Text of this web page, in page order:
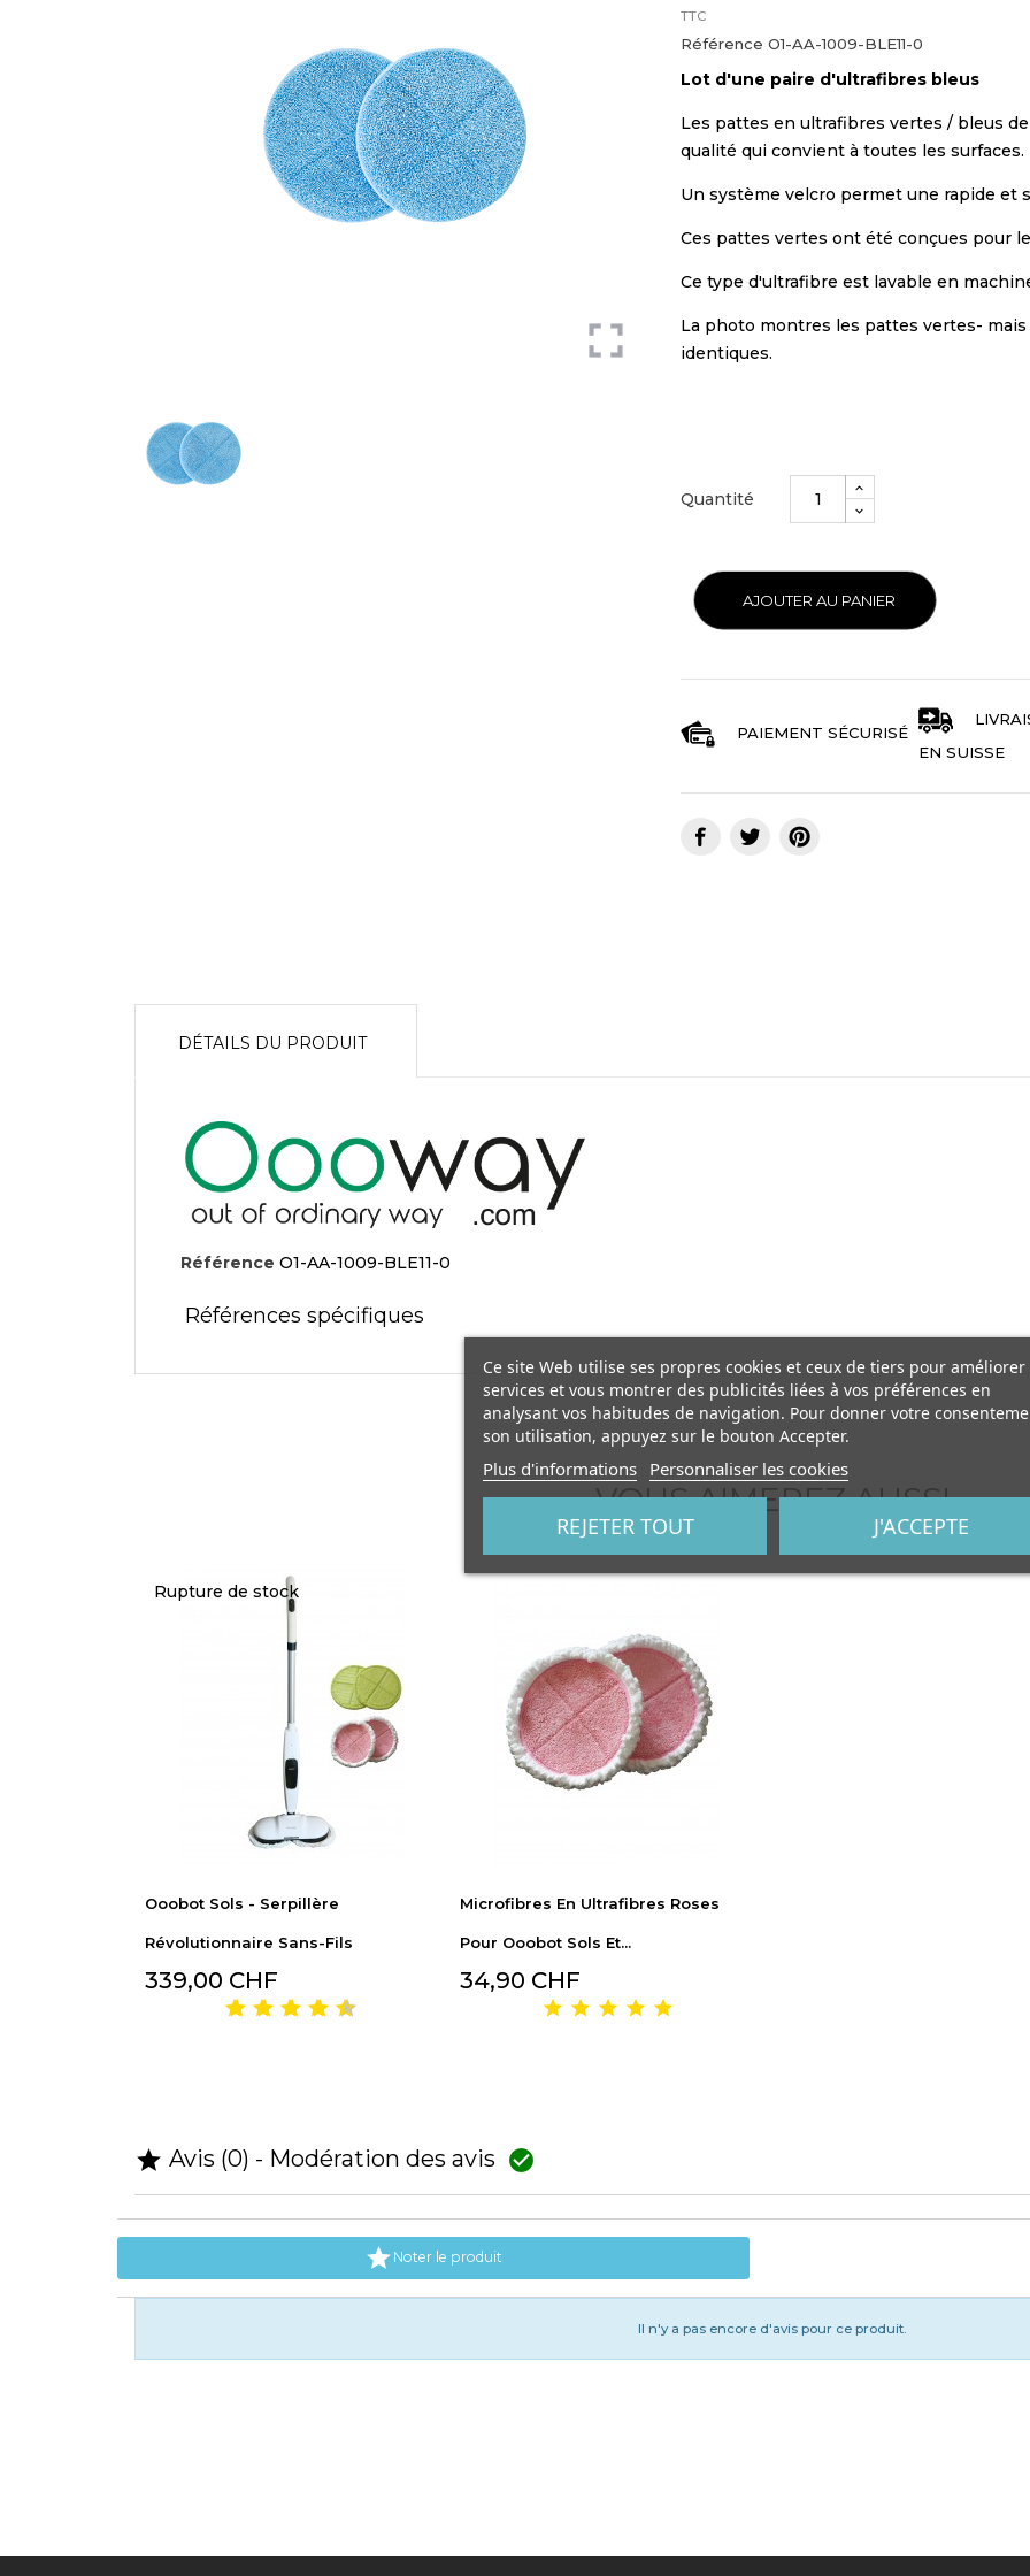
TTC
Référence O1-AA-1009-BLE11-0
Lot d'une paire d'ultrafibres bleus
Les pattes en ultrafibres vertes / bleus
qualité qui convient à toutes les surfaces.
Un système velcro permet une rapide et
Ces pattes vertes ont été conçues pour
Ce type d'ultrafibre est lavable en
La photo montres les pattes vertes-
identiques.
Quantité
AJOUTER AU PANIER
PAIEMENT SÉCURISÉ
EN SUISSE
DÉTAILS DU PRODUIT
Référence O1-AA-1009-BLE11-0
Références spécifiques
VOUS AIMEREZ AUSSI
Ooobot Sols - Serpillère
Révolutionnaire Sans-Fils
339,00 CHF
Rupture de stock
Microfibres En Ultrafibres Roses
Pour Ooobot Sols Et...
34,90 CHF
 Avis (0) - Modération des avis 
 Noter le produit
Il n'y a pas encore d'avis pour ce produit.
Ce site Web utilise ses propres cookies et ceux de tiers pour améliorer
services et vous montrer des publicités liées à vos préférences en
analysant vos habitudes de navigation. Pour donner votre
son utilisation, appuyez sur le bouton Accepter.
Plus d'informations Personnaliser les cookies
REJETER TOUT J'ACCEPTE